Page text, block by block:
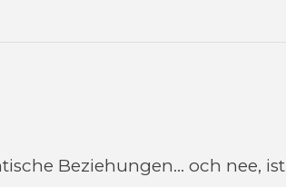
Beziehungen… och nee, ist